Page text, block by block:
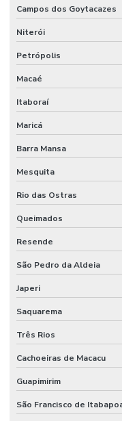
Empresa de projetos em
Empresa que terceiriza
Empresa de serviço
Empresa de terceirização
Empresas prestadoras
Empresas que
Engenheiros terceirizados
Gestão de ativos
Gestão de custos de
Gestão De Manutenção
Gestão estratégica de
Higienização De Área
Higienização De
Higienização De
Higienização De
Campos dos Goytacazes
Niterói
Petrópolis
Macaé
Itaboraí
Maricá
Barra Mansa
Mesquita
Rio das Ostras
Queimados
Resende
São Pedro da Aldeia
Japeri
Saquarema
Três Rios
Cachoeiras de Macacu
Guapimirim
São Francisco de